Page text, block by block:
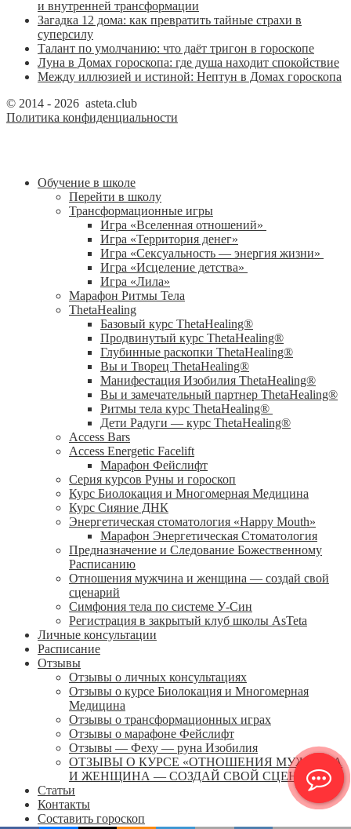
и внутренней трансформации
Загадка 12 дома: как превратить тайные страхи в
суперсилу
Талант по умолчанию: что даёт тригон в гороскопе
Луна в Домах гороскопа: где душа находит спокойствие
Между иллюзией и истиной: Нептун в Домах гороскопа
© 2014 - 2026 asteta.club
Политика конфиденциальности
Обучение в школе
Перейти в школу
Трансформационные игры
Игра «Вселенная отношений»
Игра «Территория денег»
Игра «Сексуальность — энергия жизни»
Игра «Исцеление детства»
Игра «Лила»
Марафон Ритмы Тела
ThetaHealing
Базовый курс ThetaHealing®
Продвинутый курс ThetaHealing®
Глубинные раскопки ThetaHealing®
Вы и Творец ThetaHealing®
Манифестация Изобилия ThetaHealing®
Вы и замечательный партнер ThetaHealing®
Ритмы тела курс ThetaHealing®
Дети Радуги — курс ThetaHealing®
Access Bars
Access Energetic Facelift
Марафон Фейслифт
Серия курсов Руны и гороскоп
Курс Биолокация и Многомерная Медицина
Курс Сияние ДНК
Энергетическая стоматология «Happy Mouth»
Марафон Энергетическая Cтоматология
Предназначение и Следование Божественному
Расписанию
Отношения мужчина и женщина — создай свой
сценарий
Симфония тела по системе У-Син
Регистрация в закрытый клуб школы AsTeta
Личные консультации
Расписание
Отзывы
Отзывы о личных консультациях
Отзывы о курсе Биолокация и Многомерная
Медицина
Отзывы о трансформационных играх
Отзывы о марафоне Фейслифт
Отзывы — Феху — руна Изобилия
ОТЗЫВЫ О КУРСЕ «ОТНОШЕНИЯ МУЖЧИНА
И ЖЕНЩИНА — СОЗДАЙ СВОЙ СЦЕНАРИЙ»
Статьи
Контакты
Составить гороскоп